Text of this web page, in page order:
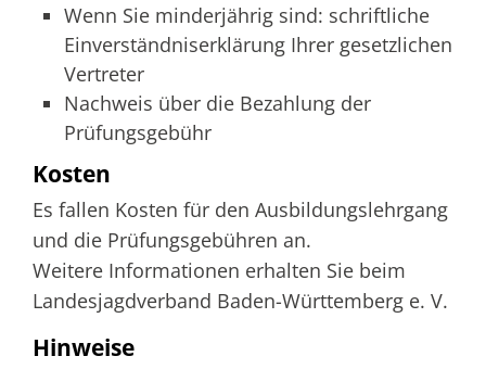
Wenn Sie minderjährig sind: schriftliche
Einverständniserklärung Ihrer gesetzlichen
Vertreter
Nachweis über die Bezahlung der
Prüfungsgebühr
Kosten
Es fallen Kosten für den Ausbildungslehrgang
und die Prüfungsgebühren an.
Weitere Informationen erhalten Sie beim
Landesjagdverband Baden-Württemberg e. V.
Hinweise